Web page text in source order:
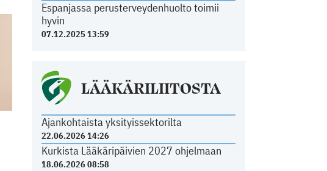
Espanjassa perusterveydenhuolto toimii
hyvin
07.12.2025 13:59
LÄÄKÄRILIITOSTA
Ajankohtaista yksityissektorilta
22.06.2026 14:26
Kurkista Lääkäripäivien 2027 ohjelmaan
18.06.2026 08:58